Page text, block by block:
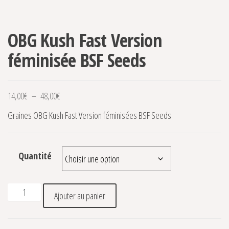
OBG Kush Fast Version
féminisée BSF Seeds
14,00€ – 48,00€
Graines OBG Kush Fast Version féminisées BSF Seeds
Quantité
quantité de OBG Kush Fast Version féminisée BSF Seeds
Ajouter au panier